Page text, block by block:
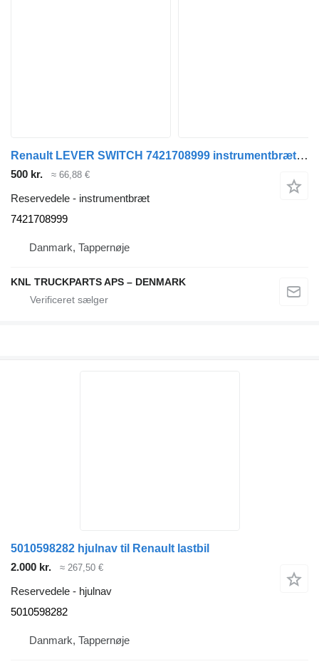
Renault LEVER SWITCH 7421708999 instrumentbræt til lastbil
500 kr. ≈ 66,88 €
Reservedele - instrumentbræt
7421708999
Danmark, Tappernøje
KNL TRUCKPARTS APS – DENMARK
5010598282 hjulnav til Renault lastbil
2.000 kr.
≈ 267,50 €
Reservedele - hjulnav
5010598282
Danmark, Tappernøje